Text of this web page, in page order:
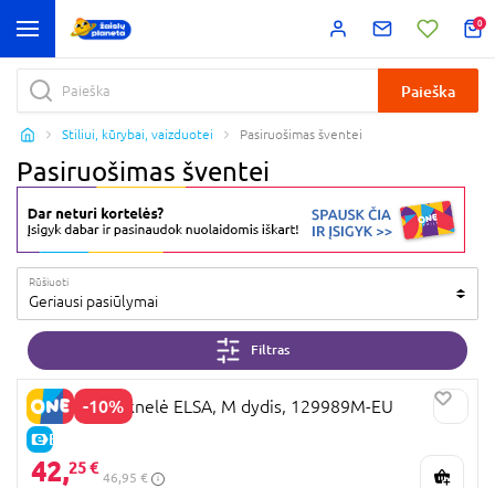
0
Paieška
Stiliui, kūrybai, vaizduotei Pasiruošimas šventei
Pasiruošimas šventei
Rūšiuoti
Geriausi pasiūlymai
Filtras
-10%
E-KAINA
DISGUISE suknelė ELSA, M dydis, 129989M-EU
42,25 €
46,95 €